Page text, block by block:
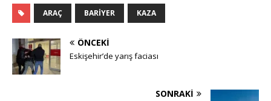
ARAÇ BARIYER KAZA
ÖNCEKI
Eskişehir’de yarış faciası
SONRAKI